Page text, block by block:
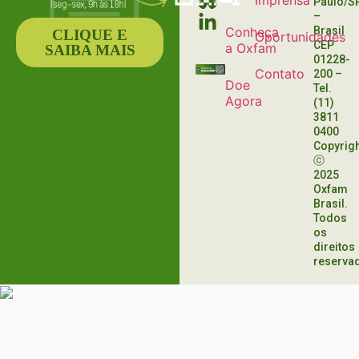
Conheça
a Oxfam
Doe
Agora
Oportunidades
Contato
–
Brasil
CEP
01228-
200 –
Tel.
(11)
3811
0400
ⓒ
2025
Oxfam
Brasil.
Todos
os
direitos
CLIQUE E
SAIBA MAIS